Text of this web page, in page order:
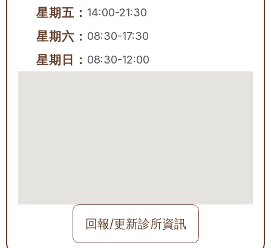
星期五： 14:00-21:30
星期六： 08:30-17:30
星期日： 08:30-12:00
回報/更新診所資訊